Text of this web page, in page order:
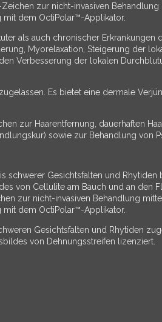
zur nicht-invasiven
dem OctiPolar™-Applikator.
als auch chronischer
Myorelaxation, Steigerung der
Verbesserung der lokalen
Es bietet eine dermale
zur Haarentfernung, dauerhaften
sowie zur Behandlung von
Gesichtsfalten und
von Cellulite am Bauch und an
zur nicht-invasiven Behandlung
dem OctiPolar™-Applikator.
Gesichtsfalten und Rhytiden
von Dehnungsstreifen lizenziert.